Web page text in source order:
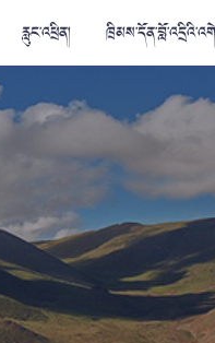
རླུང་འཕྲིན།